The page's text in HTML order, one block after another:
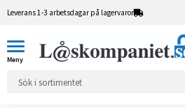
Leverans 1-3 arbetsdagar på lagervaror